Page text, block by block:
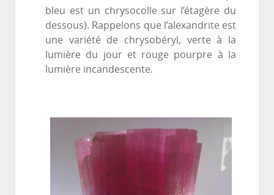
bleu est un chrysocolle sur l’étagère du
dessous). Rappelons que l’alexandrite est
une variété de chrysobéryl, verte à la
lumière du jour et rouge pourpre à la
lumière incandescente.